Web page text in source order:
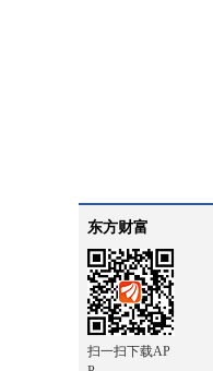
东方财富
扫一扫下载AP